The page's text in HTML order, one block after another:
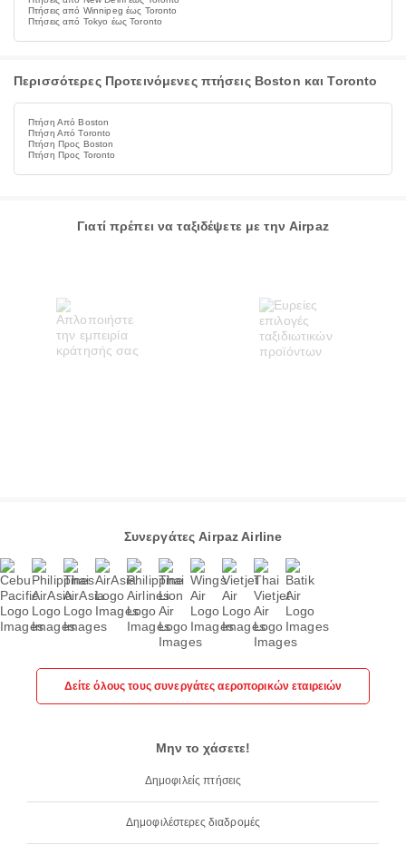
Πτήσεις από Winnipeg έως Toronto
Πτήσεις από Tokyo έως Toronto
Περισσότερες Προτεινόμενες πτήσεις Boston και Toronto
Πτήση Από Boston
Πτήση Από Toronto
Πτήση Προς Boston
Πτήση Προς Toronto
Γιατί πρέπει να ταξιδέψετε με την Airpaz
Συνεργάτες Airpaz Airline
Δείτε όλους τους συνεργάτες αεροπορικών εταιρειών
Μην το χάσετε!
Δημοφιλείς πτήσεις
Δημοφιλέστερες διαδρομές